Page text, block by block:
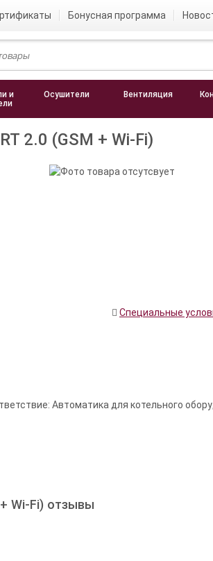
Бонусная программа
и
Осушители Вентиляция
2.0 (GSM + Wi-Fi)
Специальные
Автоматика для котельного
Wi-Fi) отзывы